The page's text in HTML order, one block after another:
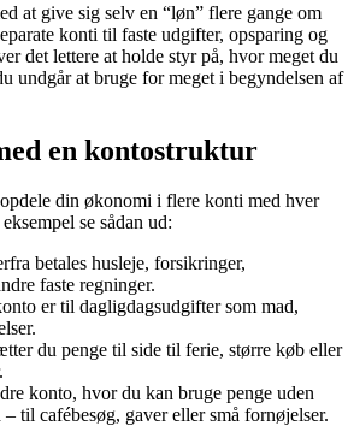
at give sig selv en “løn” flere gange om
konti til faste udgifter, opsparing og
det lettere at holde styr på, hvor meget du
undgår at bruge for meget i begyndelsen af
en kontostruktur
din økonomi i flere konti med hver
se sådan ud:
betales husleje, forsikringer,
faste regninger.
er til dagligdagsudgifter som mad,
du penge til side til ferie, større køb eller
konto, hvor du kan bruge penge uden
til cafébesøg, gaver eller små fornøjelser.